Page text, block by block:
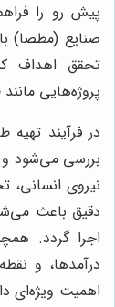
پیش رو را
صنایع (مطصا)
تحقق اهداف
پروژه‌هایی
در فرآیند تهیه
بررسی می‌شود و
نیروی انسانی،
دقیق باعث
اجرا گردد.
درآمدها، و
اهمیت ویژه‌ای